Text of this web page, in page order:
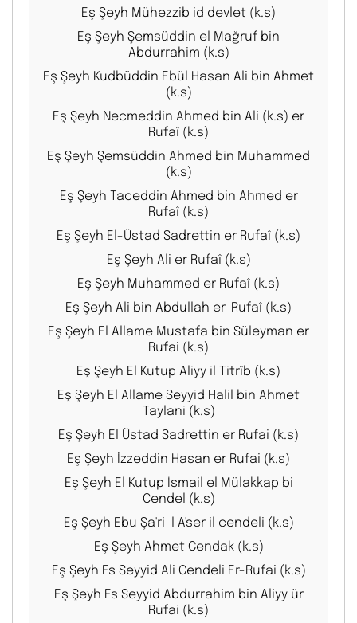
Eş Şeyh Mühezzib id devlet (k.s)
Eş Şeyh Şemsüddin el Mağruf bin
Abdurrahim (k.s)
Eş Şeyh Kudbüddin Ebül Hasan Ali bin Ahmet
(k.s)
Eş Şeyh Necmeddin Ahmed bin Ali (k.s) er
Rufaî (k.s)
Eş Şeyh Şemsüddin Ahmed bin Muhammed
(k.s)
Eş Şeyh Taceddin Ahmed bin Ahmed er
Rufaî (k.s)
Eş Şeyh El-Üstad Sadrettin er Rufaî (k.s)
Eş Şeyh Ali er Rufaî (k.s)
Eş Şeyh Muhammed er Rufaî (k.s)
Eş Şeyh Ali bin Abdullah er-Rufaî (k.s)
Eş Şeyh El Allame Mustafa bin Süleyman er
Rufai (k.s)
Eş Şeyh El Kutup Aliyy il Titrîb (k.s)
Eş Şeyh El Allame Seyyid Halil bin Ahmet
Taylani (k.s)
Eş Şeyh El Üstad Sadrettin er Rufai (k.s)
Eş Şeyh İzzeddin Hasan er Rufai (k.s)
Eş Şeyh El Kutup İsmail el Mülakkap bi
Cendel (k.s)
Eş Şeyh Ebu Şa'ri-l A'ser il cendeli (k.s)
Eş Şeyh Ahmet Cendak (k.s)
Eş Şeyh Es Seyyid Ali Cendeli Er-Rufai (k.s)
Eş Şeyh Es Seyyid Abdurrahim bin Aliyy ür
Rufai (k.s)